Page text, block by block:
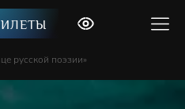
русской поэзии»